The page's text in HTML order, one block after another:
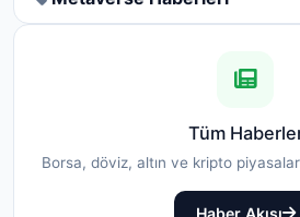
Tüm
Borsa, döviz, altın ve kripto
Haber Akışı